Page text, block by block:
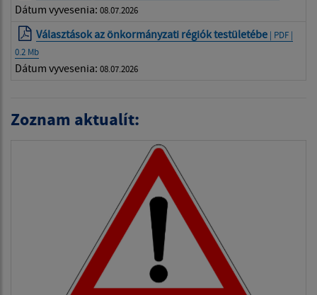
Dátum vyvesenia: 08.07.2026
Választások az önkormányzati régiók testületébe | PDF |
0.2 Mb
Dátum vyvesenia: 08.07.2026
Zoznam aktualít: